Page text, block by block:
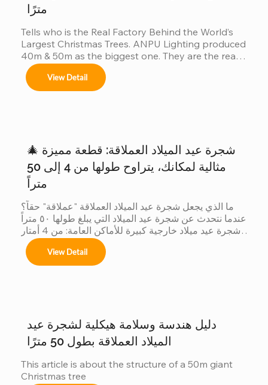
مترًا
Tells who is the Real Factory Behind the World’s
Largest Christmas Trees. ANPU Lighting produced
40m & 50m as the biggest one. They are the real
China factory for Giant Christmas Tree.
View Detail
🎄 شجرة عيد الميلاد العملاقة: قطعة مميزة
مثالية لمكانك، يتراوح طولها من 4 إلى 50
متراً
ما الذي يجعل شجرة عيد الميلاد العملاقة "عملاقة" حقاً؟
عندما نتحدث عن شجرة عيد الميلاد التي يبلغ طولها ٥٠ متراً
شجرة عيد ميلاد خارجية كبيرة للأماكن العامة: من 4 أمتار
إلى 50 مترًا شجرة عيد الميلاد الكبيرة في الهواء الطلق
نحن متخصصون في تصاميم مخصصة لأشجار عيد الميلاد
العملاقة لتتناسب مع موضوعك لا يوجد مكانان متشابهان،
View Detail
دليل هندسة وسلامة هيكلية لشجرة عيد
الميلاد العملاقة بطول 50 مترًا
This article is about the structure of a 50m giant
Christmas tree